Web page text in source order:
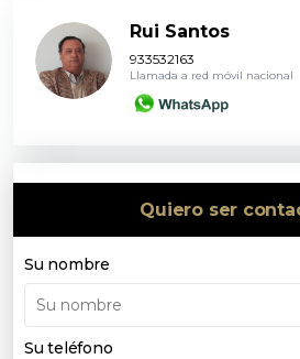
Rui Santos
933532163
Llamada a red móvil nacional
Quiero ser
Su nombre
Su teléfono